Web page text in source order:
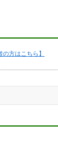
の方はこちら】